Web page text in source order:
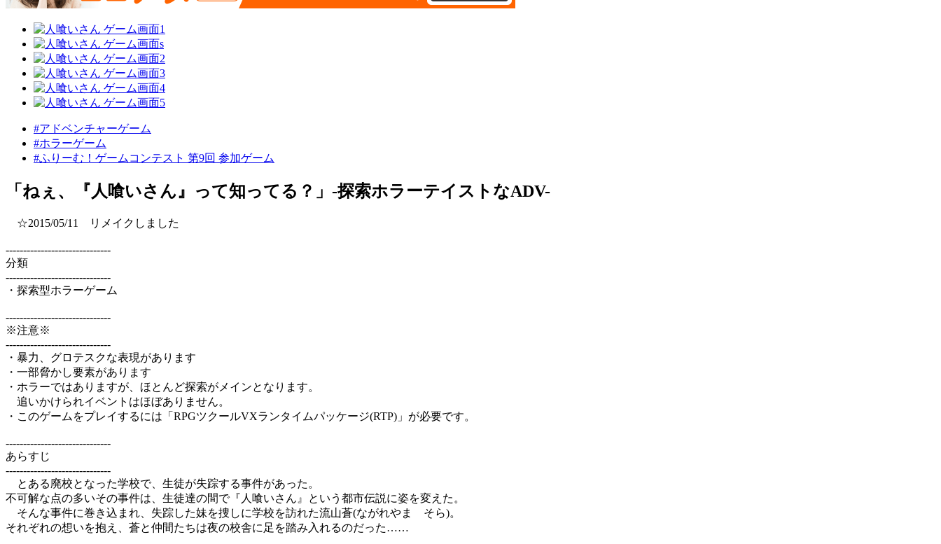
#アドベンチャーゲーム
#ホラーゲーム
#ふりーむ！ゲームコンテスト 第9回 参加ゲーム
「ねぇ、『人喰いさん』って知ってる？」-探索ホラーテイストなADV-
☆2015/05/11 リメイクしました
------------------------------
分類
------------------------------
・探索型ホラーゲーム
------------------------------
※注意※
------------------------------
・暴力、グロテスクな表現があります
・一部脅かし要素があります
・ホラーではありますが、ほとんど探索がメインとなります。
追いかけられイベントはほぼありません。
・このゲームをプレイするには「RPGツクールVXランタイムパッケージ(RTP)」が必要です。
------------------------------
あらすじ
------------------------------
とある廃校となった学校で、生徒が失踪する事件があった。
不可解な点の多いその事件は、生徒達の間で『人喰いさん』という都市伝説に姿を変えた。
そんな事件に巻き込まれ、失踪した妹を捜しに学校を訪れた流山蒼(ながれやま そら)。
それぞれの想いを抱え、蒼と仲間たちは夜の校舎に足を踏み入れるのだった……